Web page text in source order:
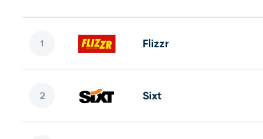
Flizzr
Sixt